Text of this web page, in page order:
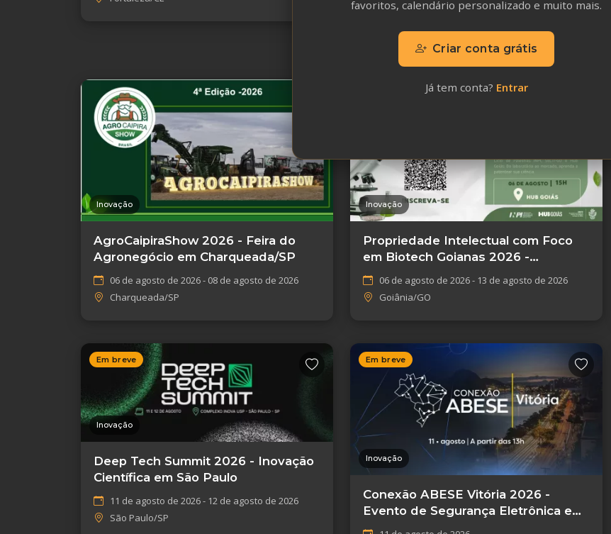
Inovação
AgroCaipiraShow 2026 - Feira do
Agronegócio em Charqueada/SP
06 de agosto de 2026 - 08 de agosto de 2026
Charqueada/SP
Inovação
Propriedade Intelectual com Foco
em Biotech Goianas 2026 -
Goiânia/GO
06 de agosto de 2026 - 13 de agosto de 2026
Goiânia/GO
Em breve
Inovação
Deep Tech Summit 2026 - Inovação
Científica em São Paulo
11 de agosto de 2026 - 12 de agosto de 2026
São Paulo/SP
Em breve
Inovação
Conexão ABESE Vitória 2026 -
Evento de Segurança Eletrônica em
Vitória/ES
favoritos, calendário personalizado e muito mais.
Criar conta grátis
Já tem conta? Entrar